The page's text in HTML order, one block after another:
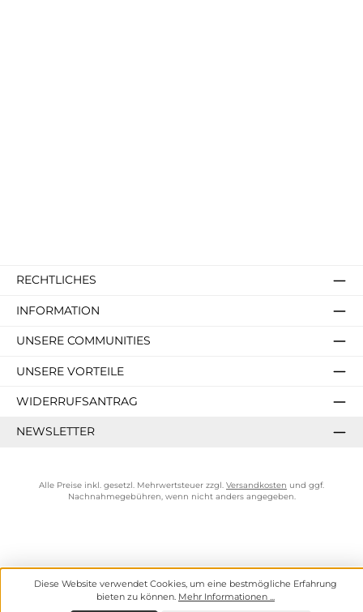
RECHTLICHES
INFORMATION
UNSERE COMMUNITIES
UNSERE VORTEILE
WIDERRUFSANTRAG
NEWSLETTER
Alle Preise inkl. gesetzl. Mehrwertsteuer zzgl. Versandkosten und ggf.
Nachnahmegebühren, wenn nicht anders angegeben.
Diese Website verwendet Cookies, um eine bestmögliche Erfahrung
bieten zu können. Mehr Informationen ...